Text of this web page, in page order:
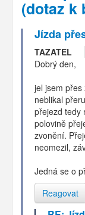
(dotaz k
Jízda
TAZATEL
Dobrý den,
jel jsem
neblikal
přejezd tedy
polovině
zvonění.
neomezil,
Jedná se o
Reagovat